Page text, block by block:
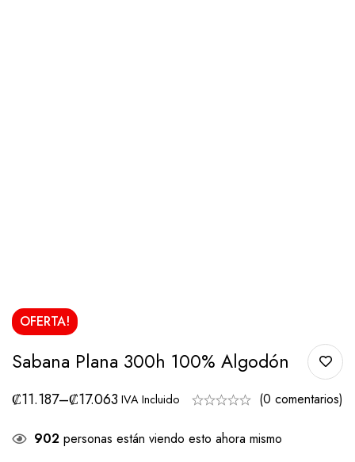
OFERTA!
Sabana Plana 300h 100% Algodón
₡11.187–₡17.063 IVA Incluido (0 comentarios)
902 personas están viendo esto ahora mismo